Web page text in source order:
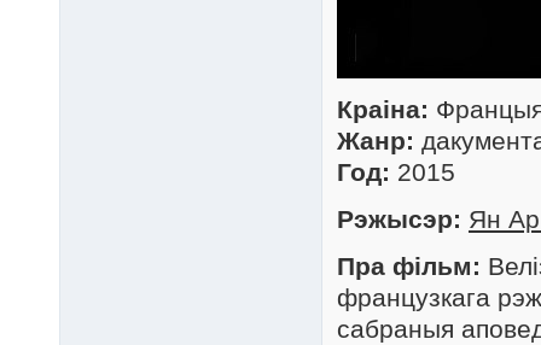
Краіна:
Жанр:
Год: 2015
Рэжысэр: Ян
Пра фільм:
французкага
сабраныя